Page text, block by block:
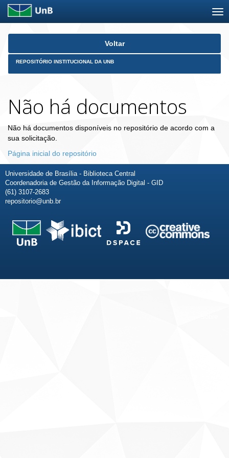
Skip
Voltar
REPOSITÓRIO INSTITUCIONAL DA UNB
Não há documentos
Não há documentos disponíveis no repositório de acordo com a
sua solicitação.
Página inicial do repositório
Universidade de Brasília - Biblioteca Central
Coordenadoria de Gestão da Informação Digital - GID
(61) 3107-2683
repositorio@unb.br